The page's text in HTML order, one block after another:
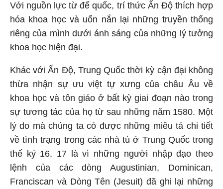
Với nguồn lực từ đế quốc, trí thức Ấn Độ thích hợp
hóa khoa học và uốn nắn lại những truyền thống
riêng của mình dưới ánh sáng của những lý tưởng
khoa học hiện đại.
Khác với Ấn Độ, Trung Quốc thời kỳ cận đại không
thừa nhận sự ưu việt tự xưng của châu Âu về
khoa học và tôn giáo ở bất kỳ giai đoạn nào trong
sự tương tác của họ từ sau những năm 1580. Một
lý do mà chúng ta có được những miêu tả chi tiết
về tình trạng trong các nhà tù ở Trung Quốc trong
thế kỷ 16, 17 là vì những người nhập đạo theo
lệnh của các dòng Augustinian, Dominican,
Franciscan và Dòng Tên (Jesuit) đã ghi lại những